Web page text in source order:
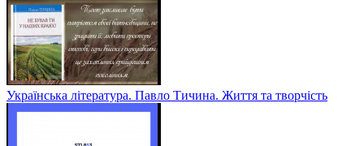
Українська література. Павло Тичина. Життя та творчість